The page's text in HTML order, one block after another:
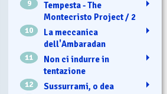
9
Tempesta - The
Montecristo Project / 2
10
La meccanica
dell'Ambaradan
11
Non ci indurre in
tentazione
12 Sussurrami, o dea